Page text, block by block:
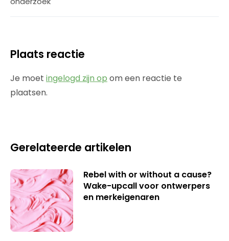
Plaats reactie
Je moet ingelogd zijn op om een reactie te
plaatsen.
Gerelateerde artikelen
Rebel with or without a cause?
Wake-upcall voor ontwerpers
en merkeigenaren